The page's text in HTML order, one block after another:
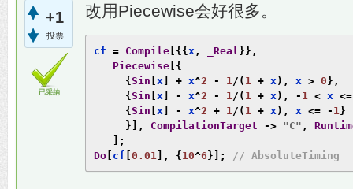
+1
投票
已采纳
改用Piecewise会好很多。
cf = Compile [{{x , _Real }},
Piecewise [{
{Sin [x ] + x^2 - 1 /( 1 + x ), x > 0},
{Sin [x ] - x^2 - 1 /( 1 + x ), - 1 < x <=
{Sin [x ] - x^2 + 1 /( 1 + x ), x <= - 1 }
}],
CompilationTarget -> "C" ,
];
Do [ cf [0.01 ], {10^6}]; // AbsoluteTiming